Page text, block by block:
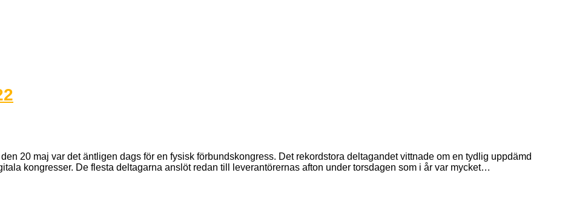
20 maj var det äntligen dags för en fysisk förbundskongress. Det rekordstora deltagandet vittnade om en tydlig uppdämd
kongresser. De flesta deltagarna anslöt redan till leverantörernas afton under torsdagen som i år var mycket…